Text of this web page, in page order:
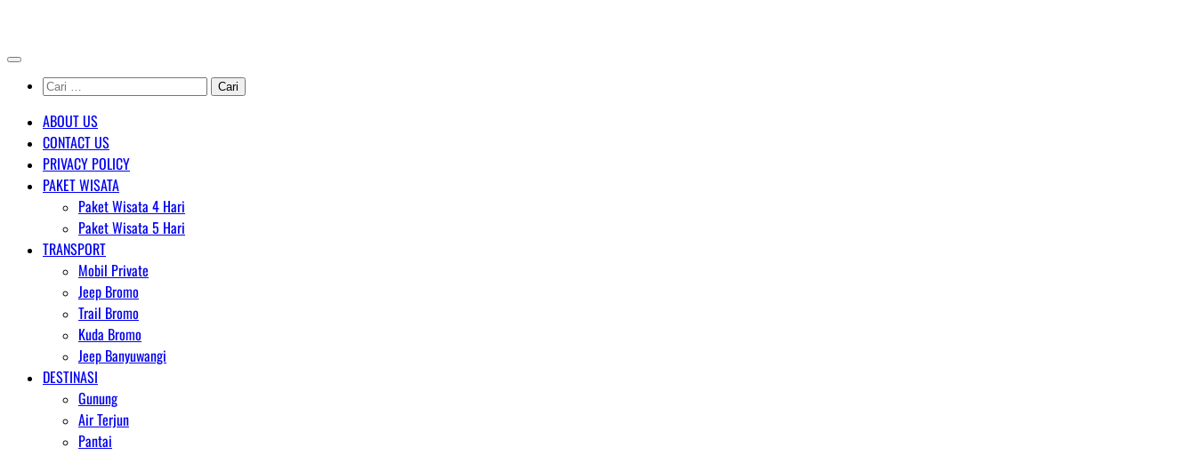
content
Cari
untuk:
ABOUT US
CONTACT US
PRIVACY POLICY
PAKET WISATA
Paket Wisata 4 Hari
Paket Wisata 5 Hari
TRANSPORT
Mobil Private
Jeep Bromo
Trail Bromo
Kuda Bromo
Jeep Banyuwangi
DESTINASI
Gunung
Air Terjun
Pantai